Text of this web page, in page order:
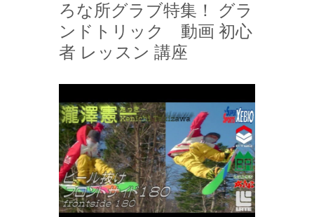
ろな所グラブ特集！ グラ
ンドトリック 動画 初心
者 レッスン 講座